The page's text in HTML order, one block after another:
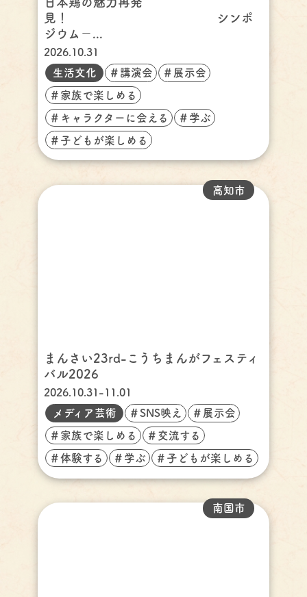
見！ シンポ
ジウム－...
2026.10.31
生活文化
＃講演会 ＃展示会
＃家族で楽しめる
＃キャラクターに会える ＃学ぶ
＃子どもが楽しめる
まんさい23rd-こうちまんがフェスティ
バル2026
高知市
2026.10.31-11.01
メディア芸術
＃SNS映え ＃展示会
＃家族で楽しめる ＃交流する
＃体験する ＃学ぶ ＃子どもが楽しめる
南国市